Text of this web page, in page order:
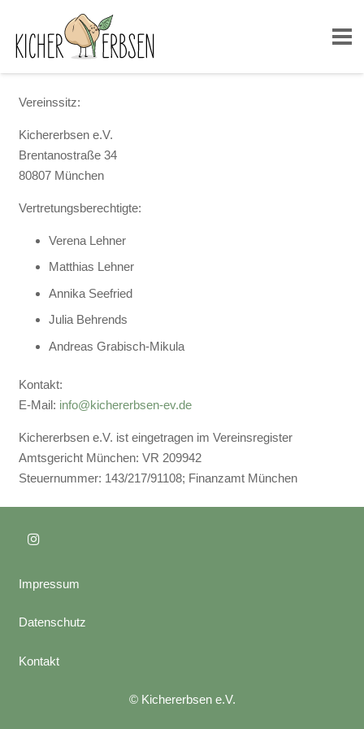
Vereinssitz:
Kichererbsen e.V.
Brentanostraße 34
80807 München
Vertretungsberechtigte:
Verena Lehner
Matthias Lehner
Annika Seefried
Julia Behrends
Andreas Grabisch-Mikula
Kontakt:
E-Mail: info@kichererbsen-ev.de
Kichererbsen e.V. ist eingetragen im Vereinsregister
Amtsgericht München: VR 209942
Steuernummer: 143/217/91108; Finanzamt München
Impressum
Datenschutz
Kontakt
© Kichererbsen e.V.